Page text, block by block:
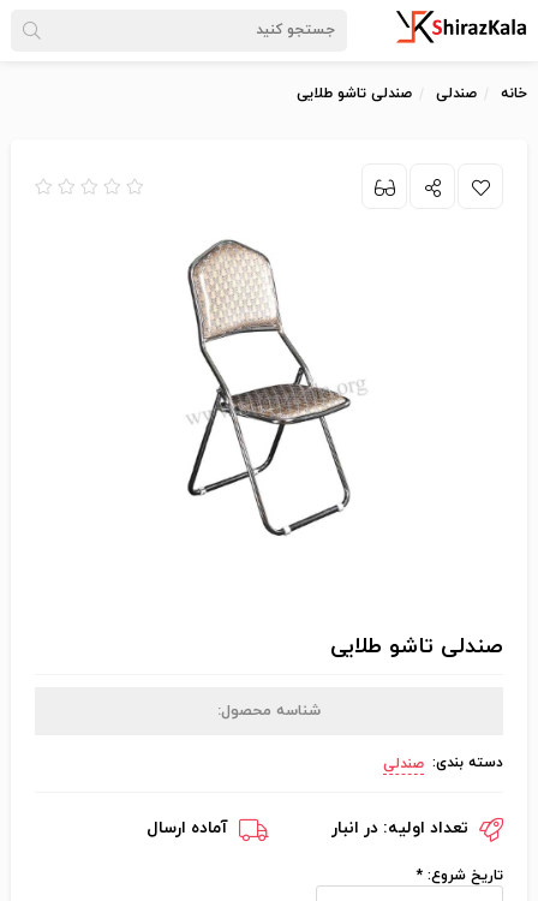
خانه صندلی صندلی تاشو طلایی
صندلی تاشو طلایی
شناسه محصول:
دسته بندی: صندلی
تعداد اولیه: در انبار آماده ارسال
تاریخ شروع: *